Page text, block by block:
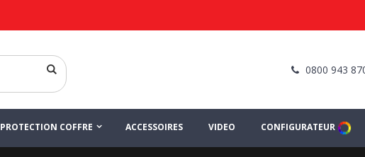
0800 943
PROTECTION COFFRE ACCESSOIRES VIDEO CONFIGURATEUR